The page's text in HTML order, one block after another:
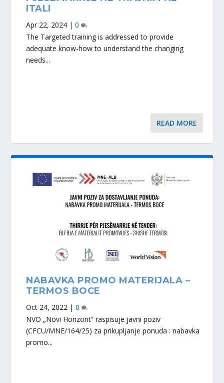
ITALI
Apr 22, 2024 |0
The Targeted training is addressed to provide
adequate know-how to understand the changing
needs...
READ MORE
NABAVKA PROMO MATERIJALA –
TERMOS BOCE
Oct 24, 2022 |0
NVO „Novi Horizont“ raspisuje javni poziv
(CFCU/MNE/164/25) za prikupljanje ponuda : nabavka
promo...